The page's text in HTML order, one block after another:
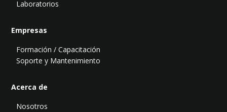
Laboratorios
Empresas
Formación / Capacitación
Soporte y Mantenimiento
Acerca de
Nosotros